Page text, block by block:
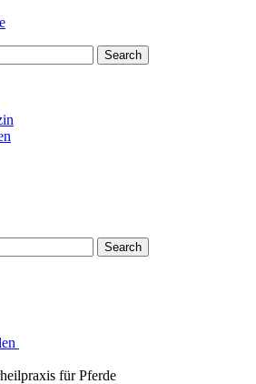
Search
Search
für Pferde